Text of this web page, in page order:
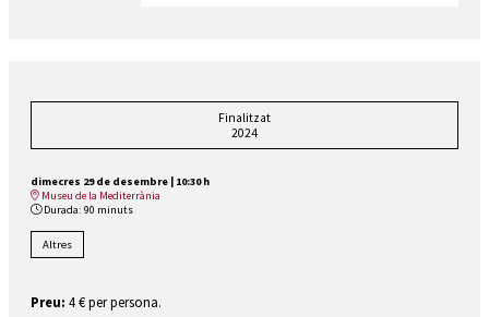
Finalitzat
2024
dimecres 29 de desembre
10:30 h
Museu de la Mediterrània
Durada: 90 minuts
Altres
Preu: 4 € per persona.